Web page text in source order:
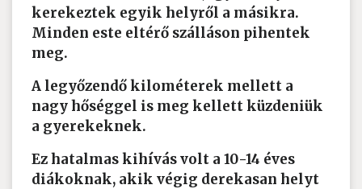
kerekeztek egyik helyről a másikra.
Minden este eltérő szálláson pihentek
meg.
A legyőzendő kilométerek mellett a
nagy hőséggel is meg kellett küzdeniük
a gyerekeknek.
Ez hatalmas kihívás volt a 10-14 éves
diákoknak, akik végig derekasan helyt